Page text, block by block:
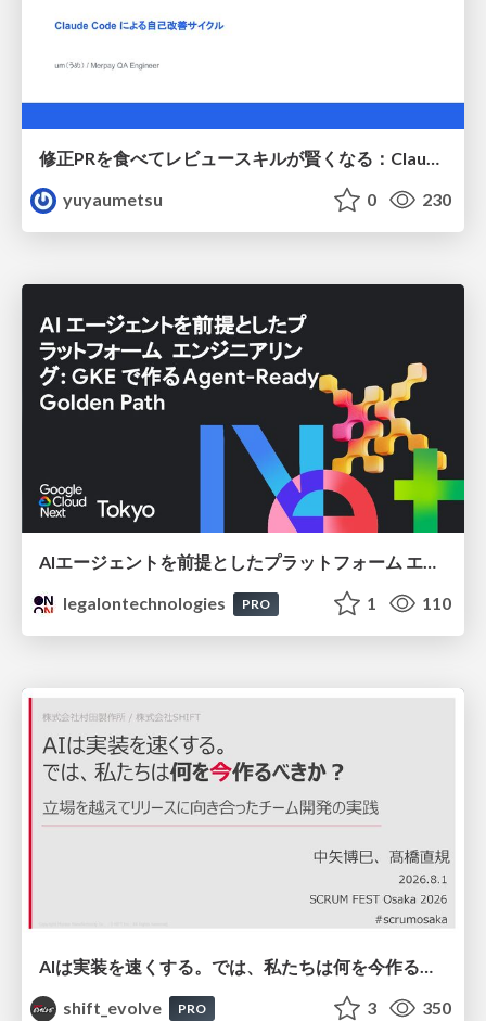
修正PRを食べてレビュースキルが賢くなる：Claude Codeによる自己改善サイクル
yuyaumetsu
0 230
AIエージェントを前提としたプラットフォーム エンジニアリング：GKEで作るAgent-Ready Golden Path
legalontechnologies
PRO 1 110
shift_evolve
PRO 3 350